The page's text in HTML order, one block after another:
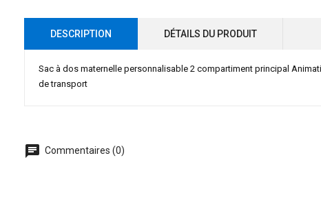
DESCRIPTION DÉTAILS DU PRODUIT
Sac à dos maternelle personnalisable 2 compartiment principal
de transport
chat Commentaires (0)